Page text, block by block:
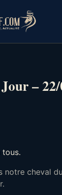
–
tous.
notre cheval